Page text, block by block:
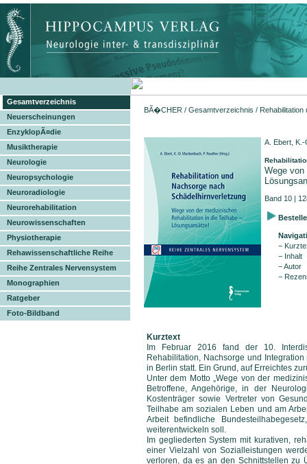
Gesamtverzeichnis
Neuerscheinungen
EnzyklopÃ¤die
Musiktherapie
Neurologie
Neuropsychologie
Neuroradiologie
Neurorehabilitation
Neurowissenschaften
Physiotherapie
Rehawissenschaftliche Reihe
Reihe Zentrales Nervensystem
Monographien
Ratgeber
Foto-Bildband
BÃ�CHER / Gesamtverzeichnis / Rehabilitation
A. Ebert,
Wege von
Band 10 |
−
− Inhalt
− Autor
−
Kurztext
Im Februar 2016 fand der 10.
Rehabilitation, Nachsorge und
in Berlin statt. Ein Grund, auf Erreichtes
Unter dem Motto „Wege von der
Betroffene, Angehörige, in der
Kostenträger sowie Vertreter von
Teilhabe am sozialen Leben und am
Arbeit befindliche
weiterentwickeln soll.
Im gegliederten System mit kurativen,
einer Vielzahl von Sozialleistungen
verloren, da es an den Schnittstellen zu